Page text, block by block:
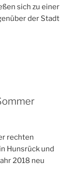
sich zu einer
der Stadt
rechten
Hunsrück und
2018 neu